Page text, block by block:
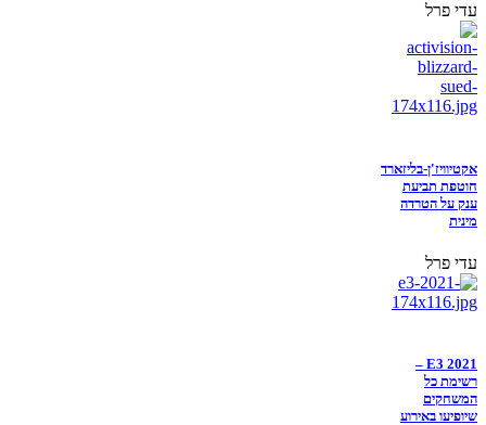
עדי פרל
אקטיוויז'ן-בליזארד
חוטפת תביעת
ענק על הטרדה
מינית
עדי פרל
E3 2021 –
רשימת כל
המשחקים
שיופיעו באירוע